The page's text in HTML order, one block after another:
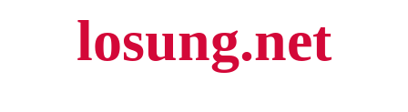
losung.net